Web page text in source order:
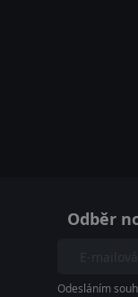
Odběr
Odesláním